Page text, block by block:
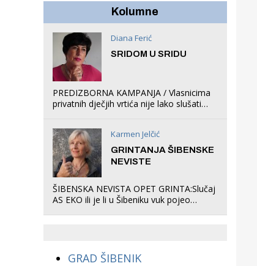
organizirao dječje
Kolumne
Diana Ferić
SRIDOM U SRIDU
PREDIZBORNA KAMPANJA / Vlasnicima
privatnih dječjih vrtića nije lako slušati
što oni rade u Šibeniku ne postoji
Karmen Jelčić
GRINTANJA ŠIBENSKE
NEVISTE
ŠIBENSKA NEVISTA OPET GRINTA:Slučaj
AS EKO ili je li u Šibeniku vuk pojeo
GRAD ŠIBENIK